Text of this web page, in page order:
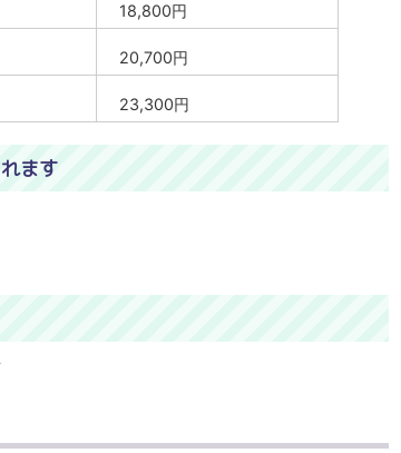
18,800円
20,700円
23,300円
ます